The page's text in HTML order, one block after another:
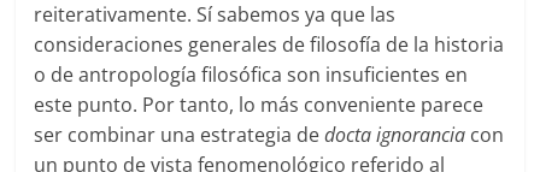
reiterativamente. Sí sabemos ya que las
consideraciones generales de filosofía de la historia
o de antropología filosófica son insuficientes en
este punto. Por tanto, lo más conveniente parece
ser combinar una estrategia dedocta ignorancia con
un punto de vista fenomenológico referido al